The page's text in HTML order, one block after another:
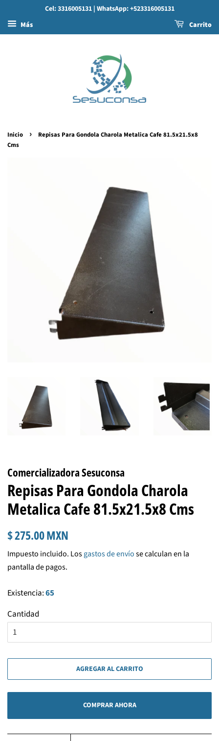
Cel: 3316005131 | WhatsApp: +523316005131
Más
Carrito
Inicio ›
Repisas Para Gondola Charola Metalica Cafe 81.5x21.5x8
Cms
Comercializadora Sesuconsa
Repisas Para Gondola Charola
Metalica Cafe 81.5x21.5x8 Cms
Precio
$ 275.00 MXN
venta
Impuesto incluido. Losgastos de envíose calculan en la
pantalla de pagos.
Existencia:65
Cantidad
AGREGAR AL CARRITO
COMPRAR AHORA